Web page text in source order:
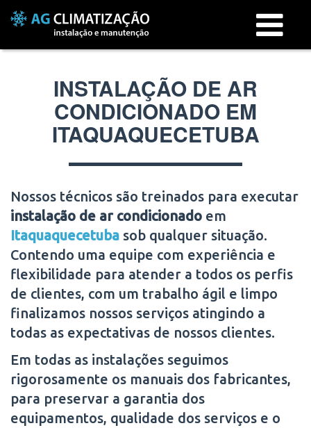
Menu
INSTALAÇÃO DE AR
CONDICIONADO EM
ITAQUAQUECETUBA
Nossos técnicos são treinados para executar
instalação de ar condicionado em
Itaquaquecetuba sob qualquer situação.
Contendo uma equipe com experiência e
flexibilidade para atender a todos os perfis
de clientes, com um trabalho ágil e limpo
finalizamos nossos serviços atingindo a
todas as expectativas de nossos clientes.
Em todas as instalações seguimos
rigorosamente os manuais dos fabricantes,
para preservar a garantia dos
equipamentos, qualidade dos serviços e o